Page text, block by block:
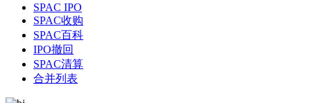
SPAC IPO
SPAC收购
SPAC百科
IPO撤回
SPAC清算
合并列表